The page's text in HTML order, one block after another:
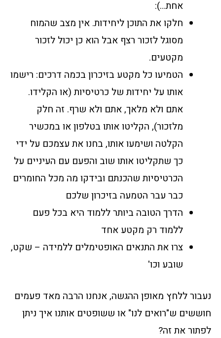
אחת…):
חלקו את התוכן ליחידות. אין מצב שהמוח
מסוגל לזכור רצף אבל הוא כן יכול לזכור
מקטעים.
הטמיעו כל מקטע בזיכרון בכמה דרכים: רישמו
אותו על יחידות של כרטיסיות (או הקלידו.
אתם ולא מלאך, אתם ולא שרף. זה חלק
מלזכור), הקליטו אותו בטלפון או במכשיר
הקלטה ושימעו אותו, בחנו את עצמכם על ידי
כך שתקליטו אותו שוב והפעם עם העיניים על
הכרטיסיות שהכנתם ובידקו מה מכל החומרים
כבר עבר הטמעה בזיכרון שלכם
הדרך הטובה ביותר ללמוד היא בכל פעם
ללמוד רק מקטע אחד
צרו את התנאים האופטימלים ללמידה – שקט,
שובע וכו'
נעבור ללחץ מאופן ההגשה, אנחנו הרבה מאד פעמים
חוששים ש"רואים לנו" או ששופטים אותנו איך ניתן
לפתור את זה?